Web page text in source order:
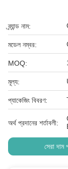
ব্র্যান্ড নাম:
মডেল নম্বর:
MOQ:
মূল্য:
প্যাকেজিং বিবরণ:
অর্থ প্রদানের শর্তাবলী:
সেরা দাম